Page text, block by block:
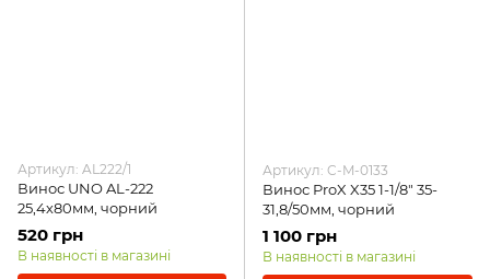
Артикул: AL222/1
Винос UNO AL-222
25,4х80мм, чорний
520 грн
В наявності в магазині
Артикул: C-M-0133
Винос ProX X35 1-1/8" 35-
31,8/50мм, чорний
1 100 грн
В наявності в магазині